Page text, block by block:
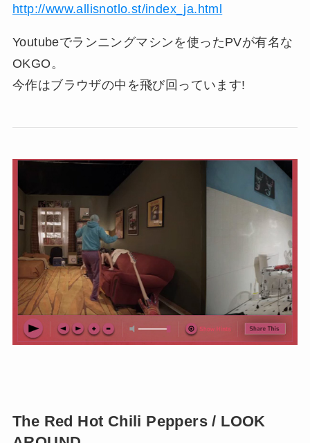
http://www.allisnotlo.st/index_ja.html
Youtubeでランニングマシンを使ったPVが有名な
OKGO。
今作はブラウザの中を飛び回っています!
The Red Hot Chili Peppers / LOOK